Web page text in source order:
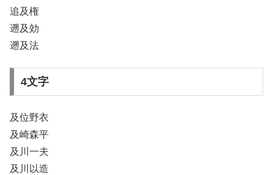
追及権
遡及効
遡及法
4文字
及位野衣
及崎森平
及川一夫
及川以造